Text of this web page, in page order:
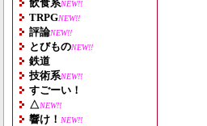
飲食系NEW!!
TRPGNEW!!
評論NEW!!
とびものNEW!!
鉄道
技術系NEW!!
すごーい！
△NEW!!
響け！ NEW!!